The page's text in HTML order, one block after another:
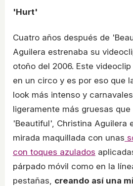
'Hurt'
Cuatro años después de
Aguilera estrenaba su
otoño del 2006. Este
en un circo y es por eso que
look más intenso y
ligeramente más gruesas
'Beautiful', Christina Aguilera
mirada maquillada con unas
con toques azulados
párpado móvil como en la
pestañas, creando así una